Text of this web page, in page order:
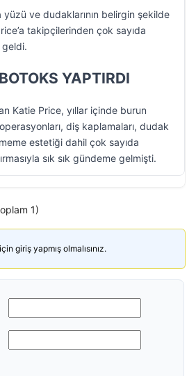
yüzü ve dudaklarının belirgin şekilde
takipçilerinden çok sayıda
geldi.
YAPTIRDI
Katie Price, yıllar içinde burun
diş kaplamaları, dudak
estetiği dahil çok sayıda
sık sık gündeme gelmişti.
1)
giriş yapmış olmalısınız.